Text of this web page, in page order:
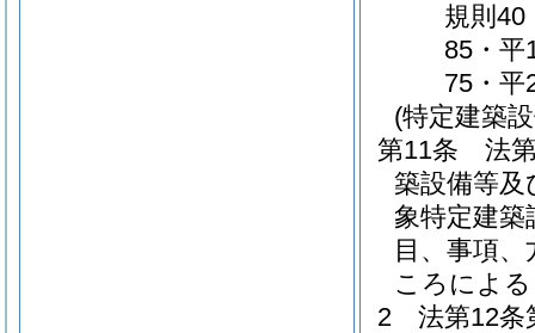
規則40
85・平
75・平
(特定建築
第11条
法
築設備等及
象特定建
目、事項
ころによ
2
法第12条